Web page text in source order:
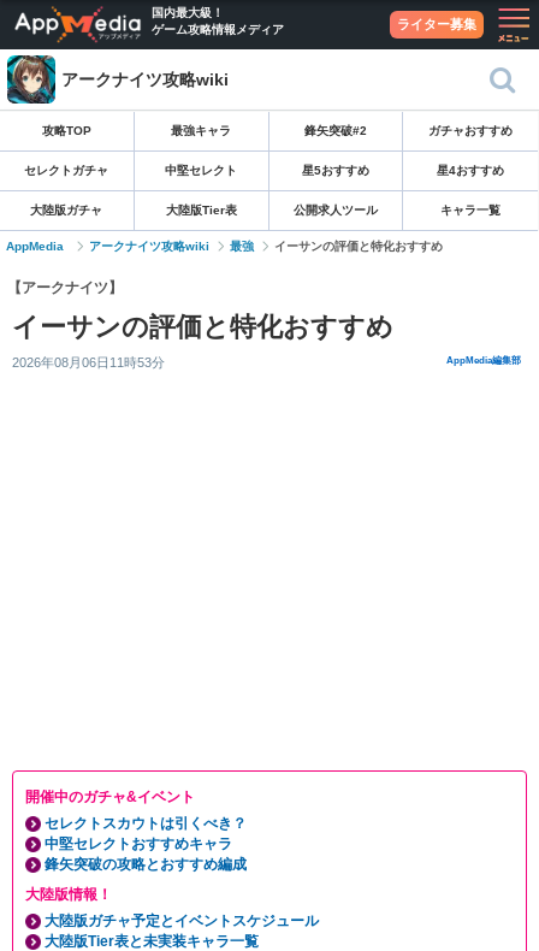
国内最大級！
ゲーム攻略情報メディア
ライター募集
アークナイツ攻略wiki
攻略TOP 最強キャラ 鋒矢突破#2 ガチャおすすめ
セレクトガチャ 中堅セレクト 星5おすすめ 星4おすすめ
大陸版ガチャ 大陸版Tier表 公開求人ツール キャラ一覧
AppMedia アークナイツ攻略wiki 最強 イーサンの評価と特化おすすめ
【アークナイツ】
イーサンの評価と特化おすすめ
2026年08月06日11時53分 AppMedia編集部
開催中のガチャ&イベント
セレクトスカウトは引くべき？
中堅セレクトおすすめキャラ
鋒矢突破の攻略とおすすめ編成
大陸版情報！
大陸版ガチャ予定とイベントスケジュール
大陸版Tier表と未実装キャラ一覧